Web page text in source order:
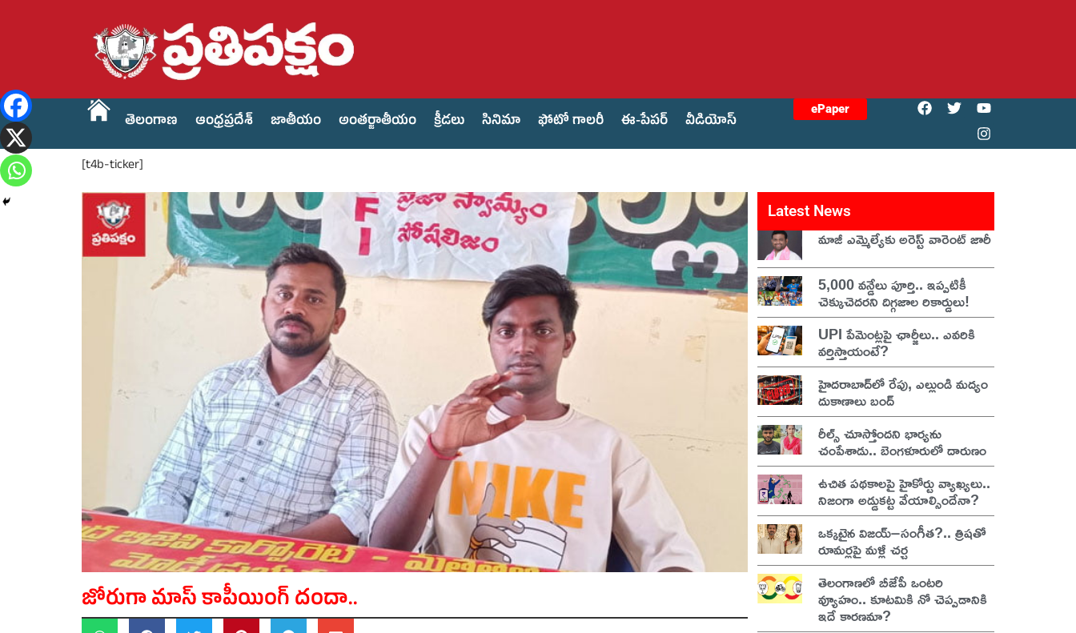
తెలంగాణ ఆంధ్రప్రదేశ్ జాతీయం అంతర్జాతీయం క్రీడలు సినిమా ఫోటో గాలరీ ఈ-పేపర్ వీడియోస్
ePaper
[t4b-ticker]
జోరుగా మాస్ కాపీయింగ్ దందా..
Latest News
మాజీ ఎమ్మెల్యేకు అరెస్ట్ వారెంట్ జారీ
5,000 వన్డేలు పూర్తి.. ఇప్పటికీ
చెక్కుచెదరని దిగ్గజాల రికార్డులు!
UPI పేమెంట్లపై ఛార్జీలు.. ఎవరికి
వర్తిస్తాయంటే?
హైదరాబాద్‌లో రేపు, ఎల్లుండి మద్యం
దుకాణాలు బంద్
రీల్స్ చూస్తోందని భార్యను
చంపేశాడు.. బెంగళూరులో దారుణం
ఉచిత పథకాలపై హైకోర్టు వ్యాఖ్యలు..
నిజంగా అడ్డుకట్ట వేయాల్సిందేనా?
ఒక్కటైన విజయ్–సంగీత?.. త్రిషతో
రూమర్లపై మళ్లీ చర్చ
తెలంగాణలో బీజేపీ ఒంటరి
వ్యూహం.. కూటమికి నో చెప్పడానికి
ఇదే కారణమా?